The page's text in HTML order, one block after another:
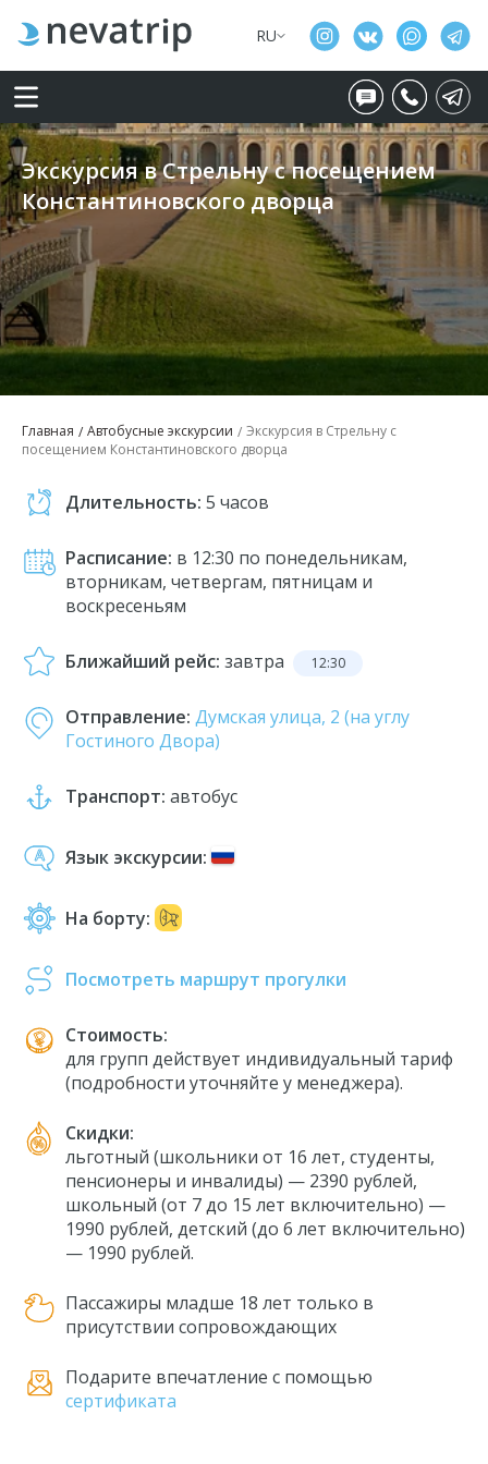
RU
Экскурсия в Стрельну с посещением
Константиновского дворца
Главная Автобусные экскурсии
Экскурсия в Стрельну с
посещением Константиновского дворца
Длительность: 5 часов
Расписание: в 12:30 по понедельникам,
вторникам, четвергам, пятницам и
воскресеньям
Ближайший рейс: завтра 12:30
Отправление: Думская улица, 2 (на углу
Гостиного Двора)
Транспорт: автобус
Язык экскурсии:
На борту:
Посмотреть маршрут прогулки
Стоимость:
для групп действует индивидуальный тариф
(подробности уточняйте у менеджера).
Скидки:
льготный (школьники от 16 лет, студенты,
пенсионеры и инвалиды) — 2390 рублей,
школьный (от 7 до 15 лет включительно) —
1990 рублей, детский (до 6 лет включительно)
— 1990 рублей.
Пассажиры младше 18 лет только в
присутствии сопровождающих
Подарите впечатление с помощью
сертификата